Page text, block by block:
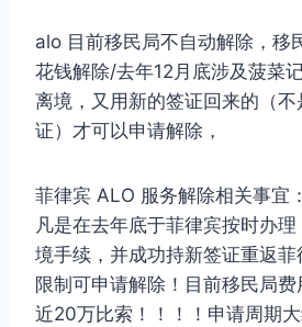
alo 目前移民局不自动解除，移
花钱解除/去年12月底涉及菠菜
离境，又用新的签证回来的（
证）才可以申请解除，
菲律宾 ALO 服务解除相关事宜：
凡是在去年底于菲律宾按时办
境手续，并成功持新签证重返
限制可申请解除！目前移民局
近20万比索！！！！申请周期